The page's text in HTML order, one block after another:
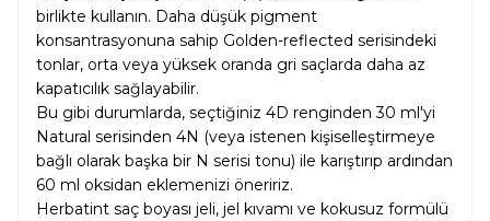
birlikte kullanın. Daha düşük pigment
konsantrasyonuna sahip Golden-reflected serisindeki
tonlar, orta veya yüksek oranda gri saçlarda daha az
kapatıcılık sağlayabilir.
Bu gibi durumlarda, seçtiğiniz 4D renginden 30 ml'yi
Natural serisinden 4N (veya istenen kişiselleştirmeye
bağlı olarak başka bir N serisi tonu) ile karıştırıp ardından
60 ml oksidan eklemenizi öneririz.
Herbatint saç boyası jeli, jel kıvamı ve kokusuz formülü